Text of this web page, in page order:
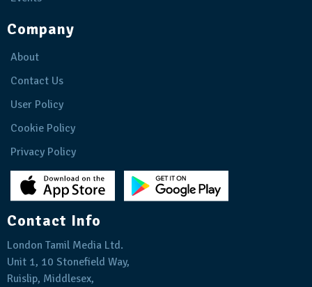
Company
About
Contact Us
User Policy
Cookie Policy
Privacy Policy
Contact Info
London Tamil Media Ltd.
Unit 1, 10 Stonefield Way,
Ruislip, Middlesex,